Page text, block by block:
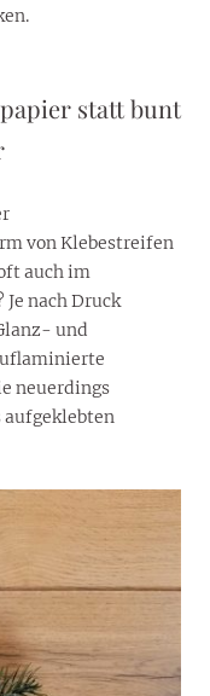
statt bunt
von Klebestreifen
auch im
nach Druck
und
neuerdings
aufgeklebten